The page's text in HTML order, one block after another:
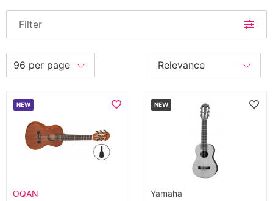
Filter
NEW
OQAN
NEW
Yamaha